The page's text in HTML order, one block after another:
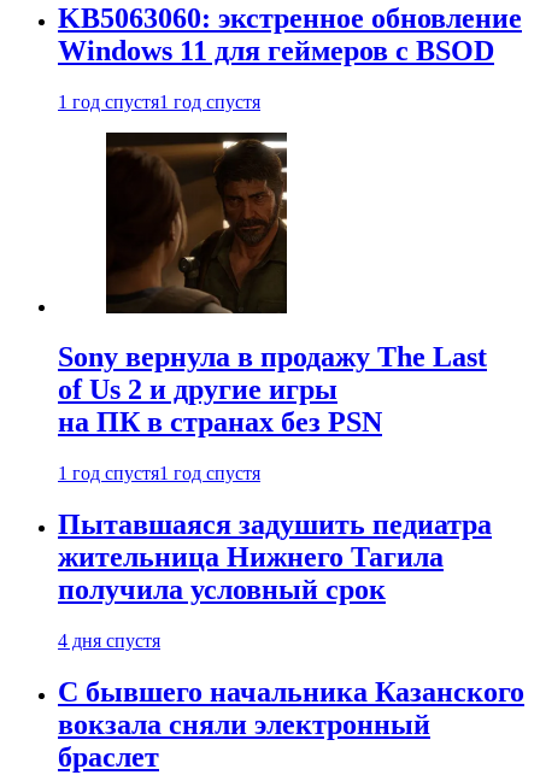
KB5063060: экстренное обновление
Windows 11 для геймеров с BSOD
1 год спустя1 год спустя
Sony вернула в продажу The Last
of Us 2 и другие игры
на ПК в странах без PSN
1 год спустя1 год спустя
Пытавшаяся задушить педиатра
жительница Нижнего Тагила
получила условный срок
4 дня спустя
С бывшего начальника Казанского
вокзала сняли электронный
браслет